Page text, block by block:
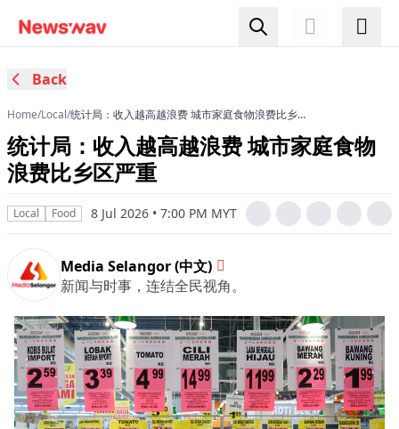
Back
Home/Local/统计局：收入越高越浪费 城市家庭食物浪费比乡区
统计局：收入越高越浪费 城市家庭食物
浪费比乡区严重
Local Food 8 Jul 2026 • 7:00 PM MYT
Media Selangor (中文)
新闻与时事，连结全民视角。